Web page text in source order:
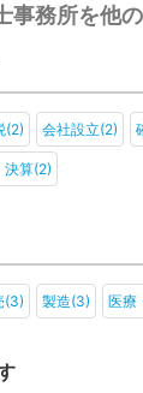
事務所を他
(2) 会社設立(2)
決算(2)
(3) 製造(3) 医療